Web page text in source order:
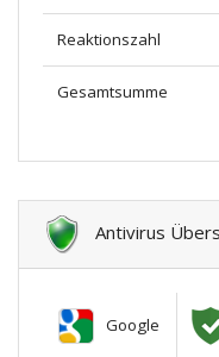
Reaktionszahl
Gesamtsumme
Antivirus
Google